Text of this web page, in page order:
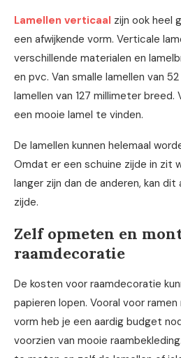
Lamellen verticaal zijn ook heel
een afwijkende vorm. Verticale
verschillende materialen en
en pvc. Van smalle lamellen van
lamellen van 127 millimeter breed.
een mooie lamel te vinden.
De lamellen kunnen helemaal
Omdat er een schuine zijde in zit
langer zijn dan de anderen, kan dit
zijde.
Zelf opmeten en
raamdecoratie
De kosten voor raamdecoratie
papieren lopen. Vooral voor
vorm heb je een aardig budget
voorzien van mooie